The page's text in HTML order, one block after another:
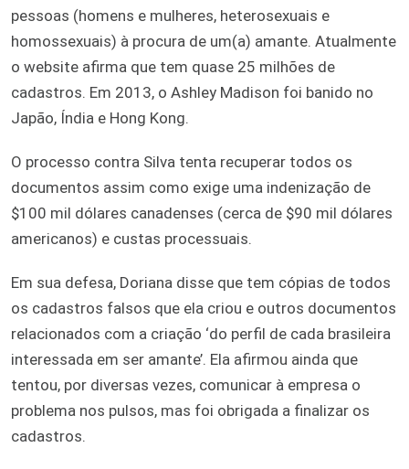
pessoas (homens e mulheres, heterosexuais e
homossexuais) à procura de um(a) amante. Atualmente
o website afirma que tem quase 25 milhões de
cadastros. Em 2013, o Ashley Madison foi banido no
Japão, Índia e Hong Kong.
O processo contra Silva tenta recuperar todos os
documentos assim como exige uma indenização de
$100 mil dólares canadenses (cerca de $90 mil dólares
americanos) e custas processuais.
Em sua defesa, Doriana disse que tem cópias de todos
os cadastros falsos que ela criou e outros documentos
relacionados com a criação ‘do perfil de cada brasileira
interessada em ser amante’. Ela afirmou ainda que
tentou, por diversas vezes, comunicar à empresa o
problema nos pulsos, mas foi obrigada a finalizar os
cadastros.